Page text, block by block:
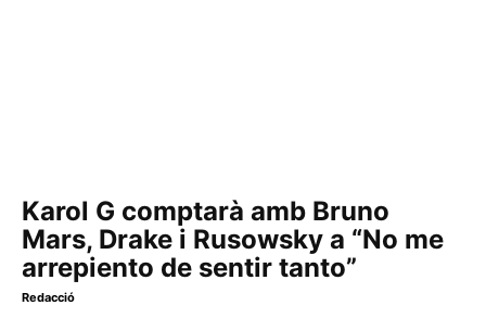
Karol G comptarà amb Bruno
Mars, Drake i Rusowsky a “No me
arrepiento de sentir tanto”
Redacció